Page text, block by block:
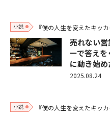
小説 『僕の人生を変えたキッカ
売れない
ーで答え
に動き始め
2025.08.24
小説 『僕の人生を変えたキッカ